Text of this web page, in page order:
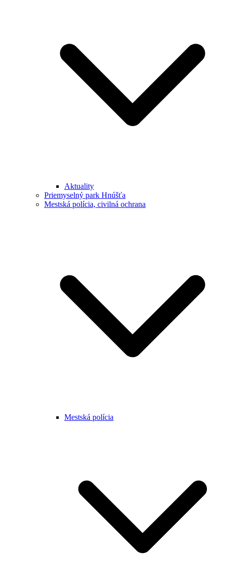
Aktuality
Priemyselný park Hnúšťa
Mestská polícia, civilná ochrana
Mestská polícia